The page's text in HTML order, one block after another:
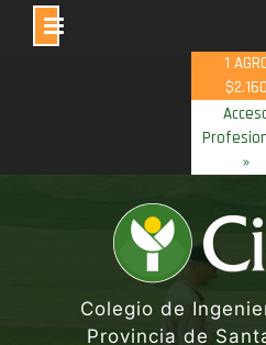
1
$2.160
»
Colegio de
Provincia de